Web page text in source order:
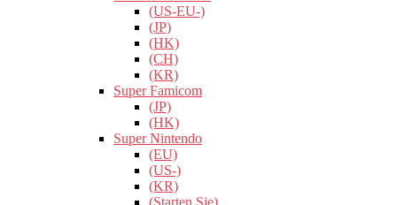
(US-EU-)
(JP)
(HK)
(CH)
(KR)
Super Famicom
(JP)
(HK)
Super Nintendo
(EU)
(US-)
(KR)